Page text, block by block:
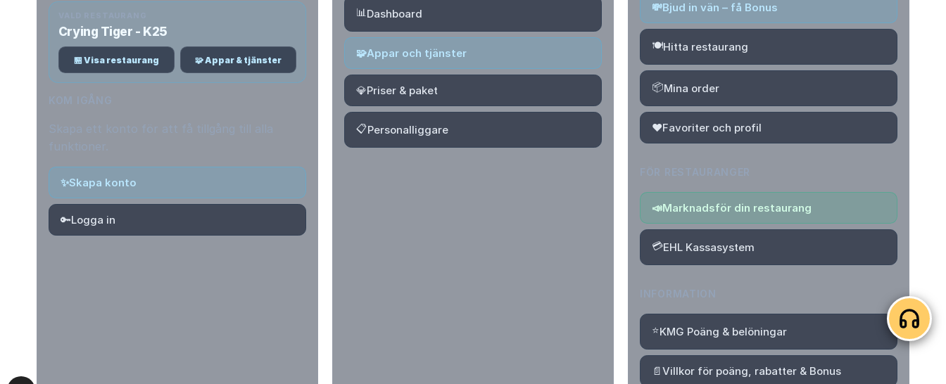
Crying Tiger - K25
🏪 Visa restaurang 🧩 Appar & tjänster
✨Skapa konto
🔑Logga in
📊Dashboard
🧩Appar och tjänster
💎Priser & paket
📋Personalliggare
💸Bjud in vän – få Bonus
🍽️Hitta restaurang
📦Mina order
❤️Favoriter och profil
📣Marknadsför din restaurang
💳EHL Kassasystem
⭐KMG Poäng & belöningar
📄Villkor för poäng, rabatter & Bonus